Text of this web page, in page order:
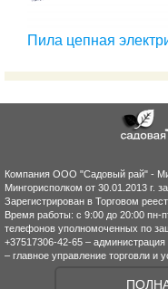
Пила цепная
Компания ООО "Садовый рай" -
Мингорисполком от 30.01.2013 г.
Зарегистрирован в Торговом
Время работы: с 9:00 до 20:00 пн-
телефонов уполномоченных по
+37517306-42-65 –
– главное управление торговли и